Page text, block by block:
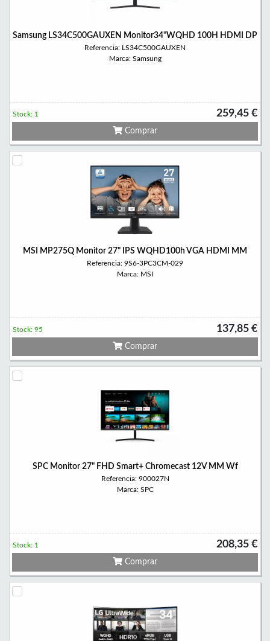
Samsung LS34C500GAUXEN Monitor34"WQHD 100H HDMI DP
Referencia: LS34C500GAUXEN
Marca: Samsung
259,45 €
Stock: 1
Comprar
MSI MP275Q Monitor 27" IPS WQHD100h VGA HDMI MM
Referencia: 9S6-3PC3CM-029
Marca: MSI
137,85 €
Stock: 95
Comprar
SPC Monitor 27" FHD Smart+ Chromecast 12V MM Wf
Referencia: 900027N
Marca: SPC
208,35 €
Stock: 1
Comprar